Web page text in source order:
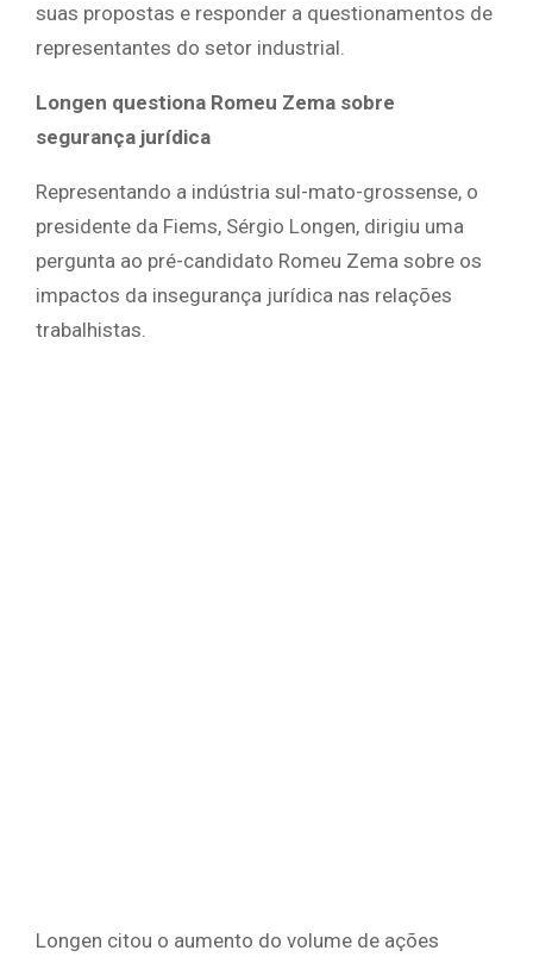
suas propostas e responder a questionamentos de
representantes do setor industrial.
Longen questiona Romeu Zema sobre
segurança jurídica
Representando a indústria sul-mato-grossense, o
presidente da Fiems, Sérgio Longen, dirigiu uma
pergunta ao pré-candidato Romeu Zema sobre os
impactos da insegurança jurídica nas relações
trabalhistas.
Longen citou o aumento do volume de ações